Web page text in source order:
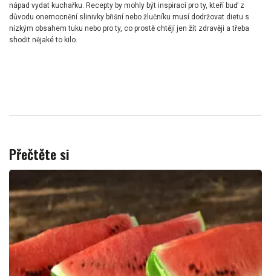
nápad vydat kuchařku. Recepty by mohly být inspirací pro ty, kteří buď z
důvodu onemocnění slinivky břišní nebo žlučníku musí dodržovat dietu s
nízkým obsahem tuku nebo pro ty, co prostě chtějí jen žít zdravěji a třeba
shodit nějaké to kilo.
Přečtěte si